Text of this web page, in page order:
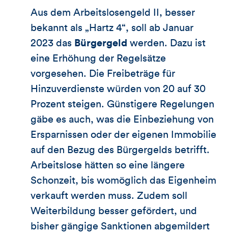
Aus dem Arbeitslosengeld II, besser
bekannt als „Hartz 4“, soll ab Januar
2023 das Bürgergeld werden. Dazu ist
eine Erhöhung der Regelsätze
vorgesehen. Die Freibeträge für
Hinzuverdienste würden von 20 auf 30
Prozent steigen. Günstigere Regelungen
gäbe es auch, was die Einbeziehung von
Ersparnissen oder der eigenen Immobilie
auf den Bezug des Bürgergelds betrifft.
Arbeitslose hätten so eine längere
Schonzeit, bis womöglich das Eigenheim
verkauft werden muss. Zudem soll
Weiterbildung besser gefördert, und
bisher gängige Sanktionen abgemildert